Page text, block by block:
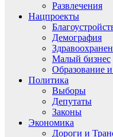
Развлечения
Нацпроекты
Демография
Малый бизнес
Образование и
Политика
Выборы
Депутаты
Законы
Экономика
Дороги и